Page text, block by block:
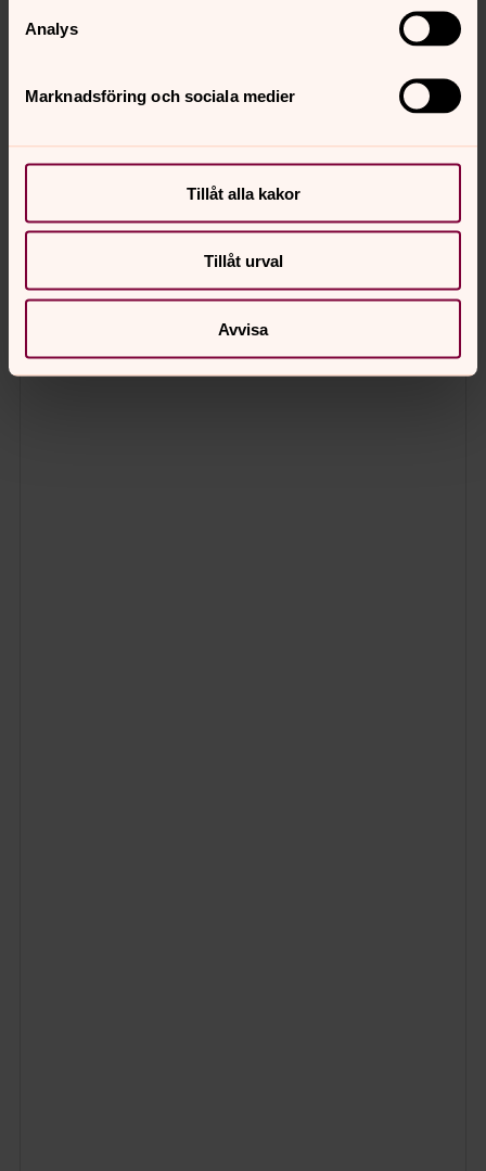
Analys
Marknadsföring och sociala medier
Tillåt alla kakor
Tillåt urval
Avvisa